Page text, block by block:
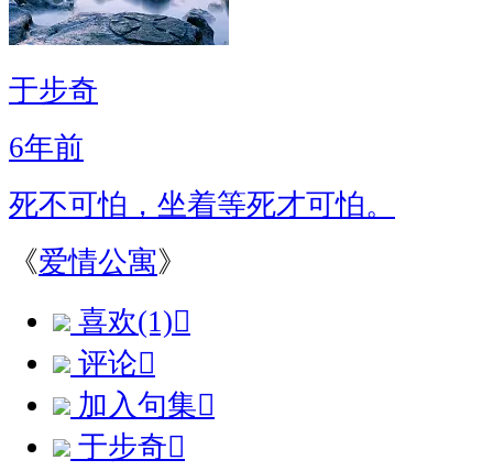
于步奇
6年前
死不可怕，坐着等死才可怕。
《爱情公寓》
喜欢(1)
评论
加入句集
于步奇